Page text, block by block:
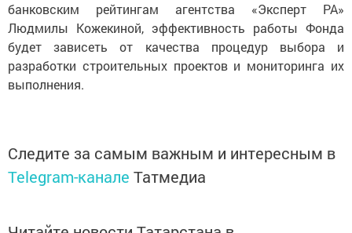
банковским рейтингам агентства «Эксперт РА»
Людмилы Кожекиной, эффективность работы Фонда
будет зависеть от качества процедур выбора и
разработки строительных проектов и мониторинга их
выполнения.
Следите за самым важным и интересным в
Telegram-канале Татмедиа